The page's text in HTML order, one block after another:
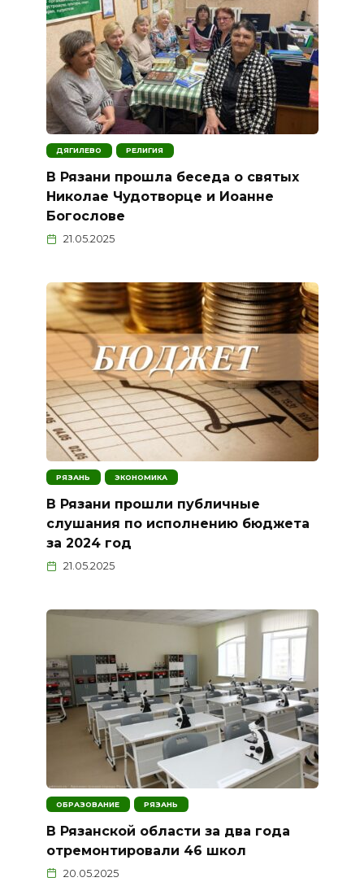
ДЯГИЛЕВО РЕЛИГИЯ
В Рязани прошла беседа о святых
Николае Чудотворце и Иоанне
Богослове
21.05.2025
РЯЗАНЬ ЭКОНОМИКА
В Рязани прошли публичные
слушания по исполнению бюджета
за 2024 год
21.05.2025
ОБРАЗОВАНИЕ РЯЗАНЬ
В Рязанской области за два года
отремонтировали 46 школ
20.05.2025